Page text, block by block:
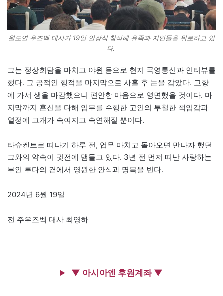
원도연 우즈벡 대사가 19일 안장식 참석해 유족과 지인들을 위로하고 있
다.
그는 정상회담을 마치고 야윈 몸으로 현지 국영통신과 인터뷰를
했다. 그 공적인 행적을 마지막으로 사흘 후 눈을 감았다. 고향
에 가서 생을 마감했으니 편안한 마음으로 영면했을 것이다. 마
지막까지 혼신을 다해 임무를 수행한 고인의 투철한 책임감과
열정에 고개가 숙여지고 숙연해질 뿐이다.
타슈켄트로 떠나기 하루 전, 업무 마치고 돌아오면 만나자 했던
그와의 약속이 귓전에 맴돌고 있다. 3년 전 먼저 떠난 사랑하는
부인 루다의 곁에서 영원한 안식과 명복을 빈다.
2024년 6월 19일
전 주우즈벡 대사 최영하
▼ 아시아엔 후원계좌 ▼